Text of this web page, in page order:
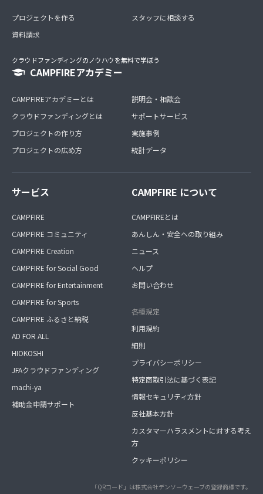
プロジェクトを作る
資料請求
スタッフに相談する
クラウドファンディングのノウハウを無料で学ぼう
CAMPFIREアカデミー
CAMPFIREアカデミーとは
クラウドファンディングとは
プロジェクトの作り方
プロジェクトの広め方
説明会・相談会
サポートサービス
実施事例
統計データ
サービス
CAMPFIRE
CAMPFIRE コミュニティ
CAMPFIRE Creation
CAMPFIRE for Social Good
CAMPFIRE for Entertainment
CAMPFIRE for Sports
CAMPFIRE ふるさと納税
AD FOR ALL
HIOKOSHI
JFAクラウドファンディング
machi-ya
補助金申請サポート
CAMPFIRE について
CAMPFIREとは
あんしん・安全への取り組み
ニュース
ヘルプ
お問い合わせ
各種規定
利用規約
細則
プライバシーポリシー
特定商取引法に基づく表記
情報セキュリティ方針
反社基本方針
カスタマーハラスメントに対する考え
方
クッキーポリシー
「QRコード」は株式会社デンソーウェーブの登録商標です。